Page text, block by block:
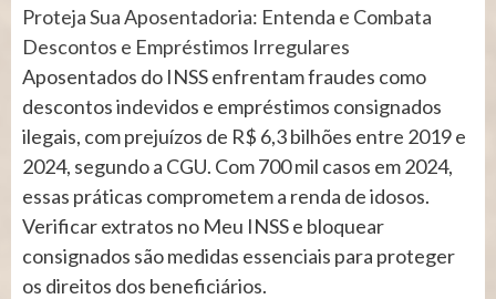
Proteja Sua Aposentadoria: Entenda e Combata
Descontos e Empréstimos Irregulares
Aposentados do INSS enfrentam fraudes como
descontos indevidos e empréstimos consignados
ilegais, com prejuízos de R$ 6,3 bilhões entre 2019 e
2024, segundo a CGU. Com 700 mil casos em 2024,
essas práticas comprometem a renda de idosos.
Verificar extratos no Meu INSS e bloquear
consignados são medidas essenciais para proteger
os direitos dos beneficiários.